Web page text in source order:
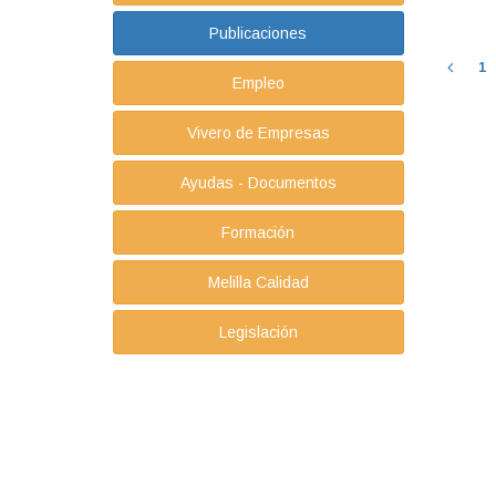
1
Publicaciones
Empleo
Vivero de Empresas
Ayudas - Documentos
Formación
Melilla Calidad
Legislación